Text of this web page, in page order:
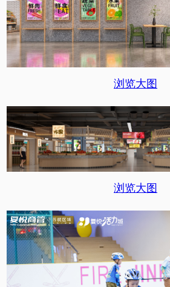
浏览大图
浏览大图